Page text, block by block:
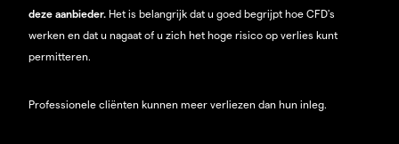
deze aanbieder. Het is belangrijk dat u goed begrijpt hoe CFD's
werken en dat u nagaat of u zich het hoge risico op verlies kunt
permitteren.
Professionele cliënten kunnen meer verliezen dan hun inleg.